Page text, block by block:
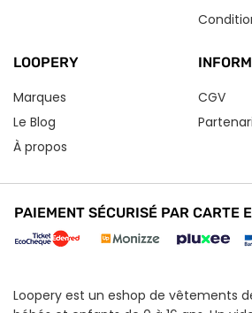
LOOPERY
Marques
Le Blog
À propos
CGV
PAIEMENT SÉCURISÉ PAR CARTE
Loopery est un eshop de vêtements